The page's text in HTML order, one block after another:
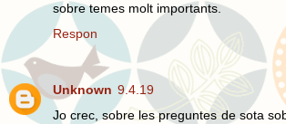
sobre temes molt importants.
Respon
Unknown 9.4.19
Jo crec, sobre les preguntes de sota